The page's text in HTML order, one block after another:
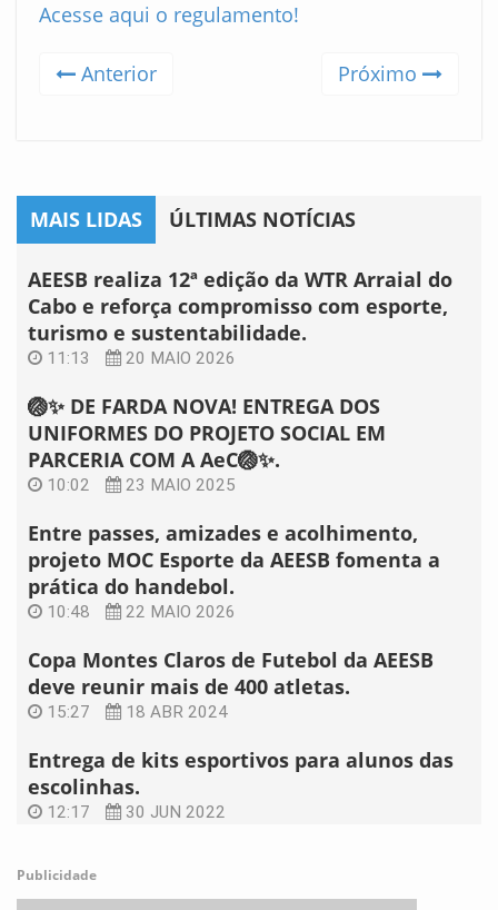
Acesse aqui o regulamento!
Anterior Próximo
MAIS LIDAS ÚLTIMAS NOTÍCIAS
AEESB realiza 12ª edição da WTR Arraial do
Cabo e reforça compromisso com esporte,
turismo e sustentabilidade.
11:13 20 MAIO 2026
🏐✨ DE FARDA NOVA! ENTREGA DOS
UNIFORMES DO PROJETO SOCIAL EM
PARCERIA COM A AeC🏐✨.
10:02 23 MAIO 2025
Entre passes, amizades e acolhimento,
projeto MOC Esporte da AEESB fomenta a
prática do handebol.
10:48 22 MAIO 2026
Copa Montes Claros de Futebol da AEESB
deve reunir mais de 400 atletas.
15:27 18 ABR 2024
Entrega de kits esportivos para alunos das
escolinhas.
12:17 30 JUN 2022
Publicidade